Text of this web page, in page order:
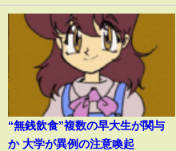
“無銭飲食”複数の早大生が関与
か 大学が異例の注意喚起